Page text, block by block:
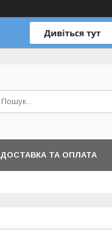
ДОСТАВКА ТА ОПЛАТА